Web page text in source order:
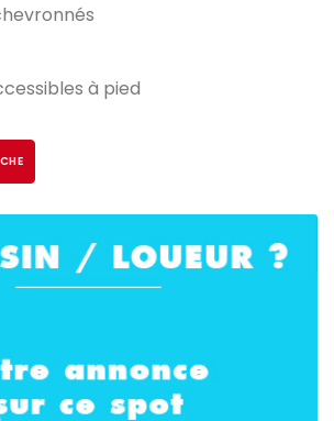
à pied